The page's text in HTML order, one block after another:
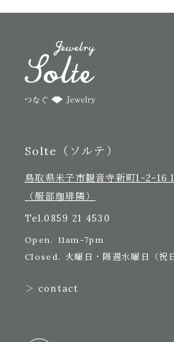
Solte（ソルテ）
鳥取県米子市観音寺新町1-2-16
（服部珈琲隣）
Tel.0859 21 4530
Open. 11am-7pm
Closed. 火曜日・隔週水曜日（祝
＞ contact